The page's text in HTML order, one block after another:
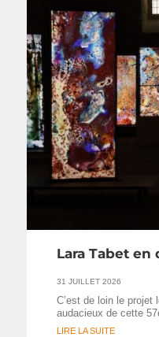
Lara Tabet
31 JUILLET 2026
C’est de loin le projet
audacieux de cette
LIRE LA SUITE